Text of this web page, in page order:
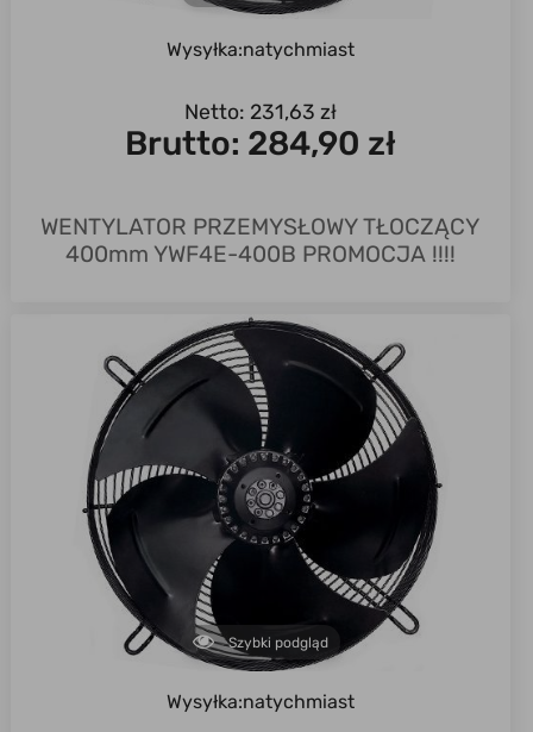
WENTYLATOR PRZEMYSŁOWY TŁOCZĄCY
400mm YWF4E-400B PROMOCJA !!!!
Netto: 231,63 zł
Brutto: 284,90 zł
Wysyłka:natychmiast
Szybki podgląd
Wysyłka:natychmiast